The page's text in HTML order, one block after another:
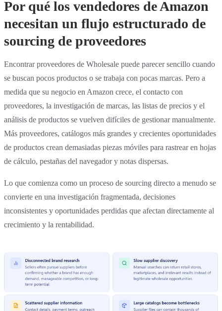
Por qué los vendedores de Amazon
necesitan un flujo estructurado de
sourcing de proveedores
Encontrar proveedores de Wholesale puede parecer sencillo cuando
se buscan pocos productos o se trabaja con pocas marcas. Pero a
medida que su negocio en Amazon crece, el contacto con
proveedores, la investigación de marcas, las listas de precios y el
análisis de productos se vuelven difíciles de gestionar manualmente.
Más proveedores, catálogos más grandes y crecientes oportunidades
de productos crean demasiadas piezas móviles para rastrear en hojas
de cálculo, pestañas del navegador y notas dispersas.
Lo que comienza como un proceso de sourcing directo a menudo se
convierte en una investigación fragmentada, decisiones
inconsistentes y oportunidades perdidas que afectan directamente al
crecimiento y la rentabilidad.